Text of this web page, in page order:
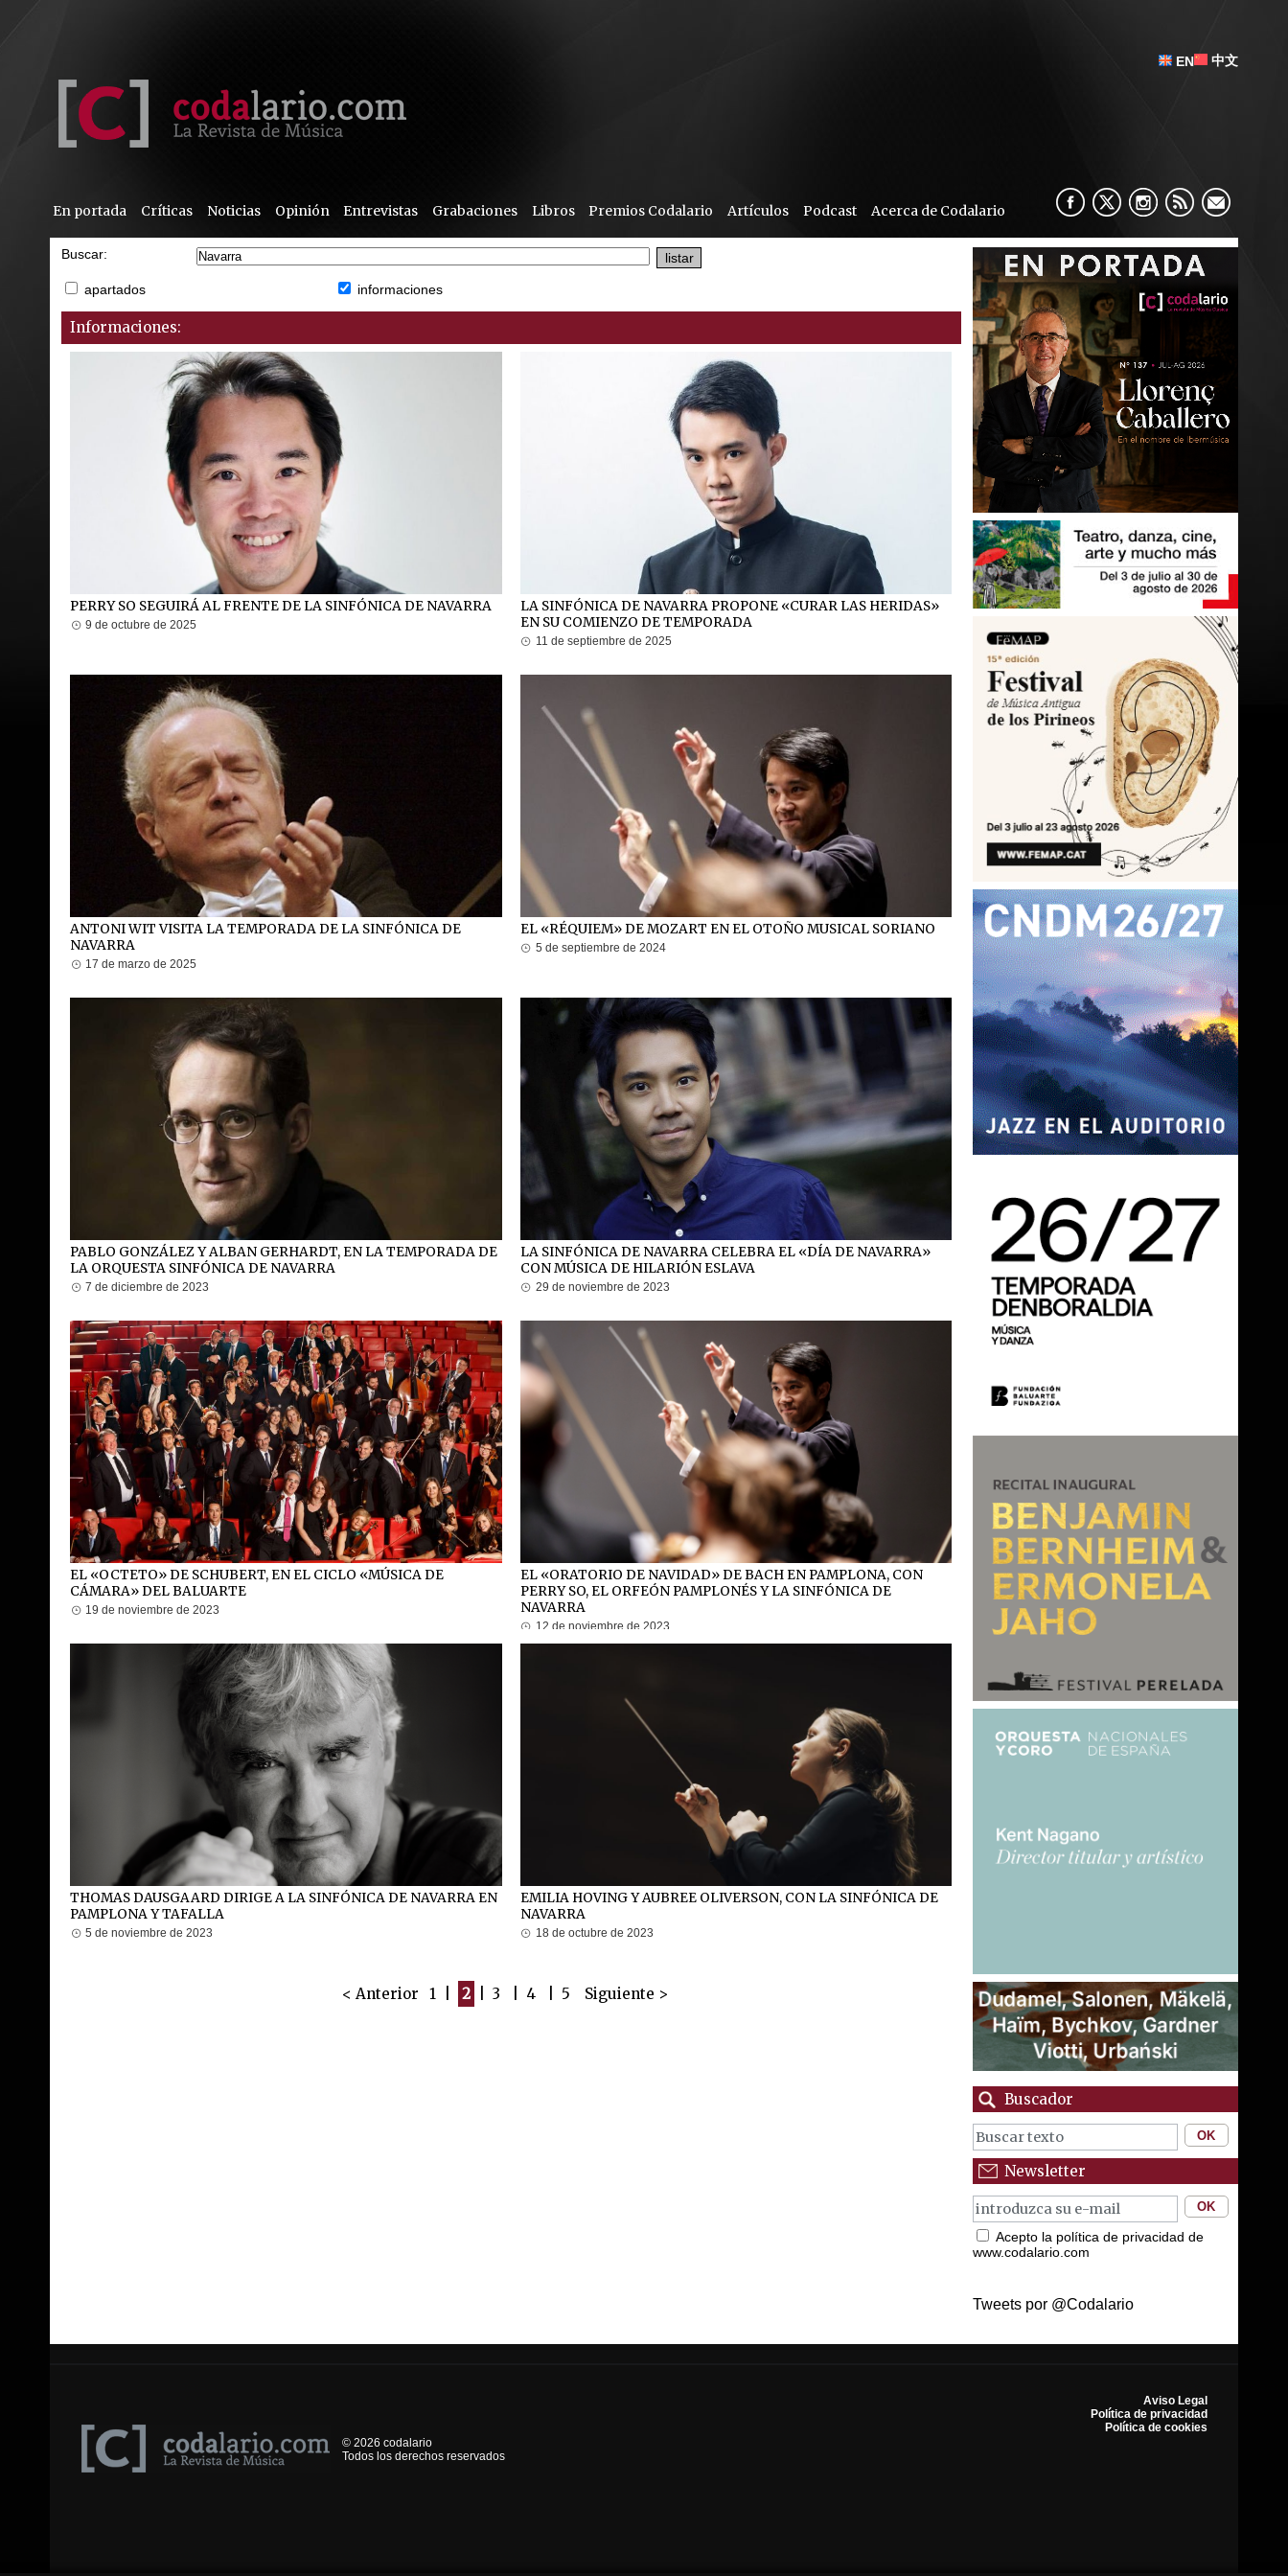
EN 中文
En portada Críticas Noticias Opinión Entrevistas Grabaciones Libros Premios Codalario Artículos Podcast Acerca de Codalario
Buscar:
apartados informaciones
Informaciones:
PERRY SO SEGUIRÁ AL FRENTE DE LA SINFÓNICA DE NAVARRA
9 de octubre de 2025
LA SINFÓNICA DE NAVARRA PROPONE «CURAR LAS HERIDAS»
EN SU COMIENZO DE TEMPORADA
11 de septiembre de 2025
ANTONI WIT VISITA LA TEMPORADA DE LA SINFÓNICA DE
NAVARRA
17 de marzo de 2025
EL «RÉQUIEM» DE MOZART EN EL OTOÑO MUSICAL SORIANO
5 de septiembre de 2024
PABLO GONZÁLEZ Y ALBAN GERHARDT, EN LA TEMPORADA DE
LA ORQUESTA SINFÓNICA DE NAVARRA
7 de diciembre de 2023
LA SINFÓNICA DE NAVARRA CELEBRA EL «DÍA DE NAVARRA»
CON MÚSICA DE HILARIÓN ESLAVA
29 de noviembre de 2023
EL «OCTETO» DE SCHUBERT, EN EL CICLO «MÚSICA DE
CÁMARA» DEL BALUARTE
19 de noviembre de 2023
EL «ORATORIO DE NAVIDAD» DE BACH EN PAMPLONA, CON
PERRY SO, EL ORFEÓN PAMPLONÉS Y LA SINFÓNICA DE
NAVARRA
12 de noviembre de 2023
THOMAS DAUSGAARD DIRIGE A LA SINFÓNICA DE NAVARRA EN
PAMPLONA Y TAFALLA
5 de noviembre de 2023
EMILIA HOVING Y AUBREE OLIVERSON, CON LA SINFÓNICA DE
NAVARRA
18 de octubre de 2023
< Anterior 1 2 3 4 5 Siguiente >
Buscador
Newsletter
Acepto la política de privacidad de
www.codalario.com
Tweets por @Codalario
© 2026 codalario
Todos los derechos reservados
Aviso Legal
Política de privacidad
Política de cookies